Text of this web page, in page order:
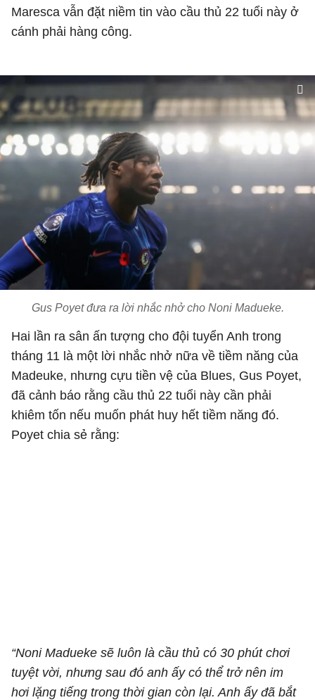
Maresca vẫn đặt niềm tin vào cầu thủ 22 tuổi này ở
cánh phải hàng công.
Gus Poyet đưa ra lời nhắc nhở cho Noni Madueke.
Hai lần ra sân ấn tượng cho đội tuyển Anh trong
tháng 11 là một lời nhắc nhở nữa về tiềm năng của
Madeuke, nhưng cựu tiền vệ của Blues, Gus Poyet,
đã cảnh báo rằng cầu thủ 22 tuổi này cần phải
khiêm tốn nếu muốn phát huy hết tiềm năng đó.
Poyet chia sẻ rằng:
“Noni Madueke sẽ luôn là cầu thủ có 30 phút chơi
tuyệt vời, nhưng sau đó anh ấy có thể trở nên im
hơi lặng tiếng trong thời gian còn lại. Anh ấy đã bắt